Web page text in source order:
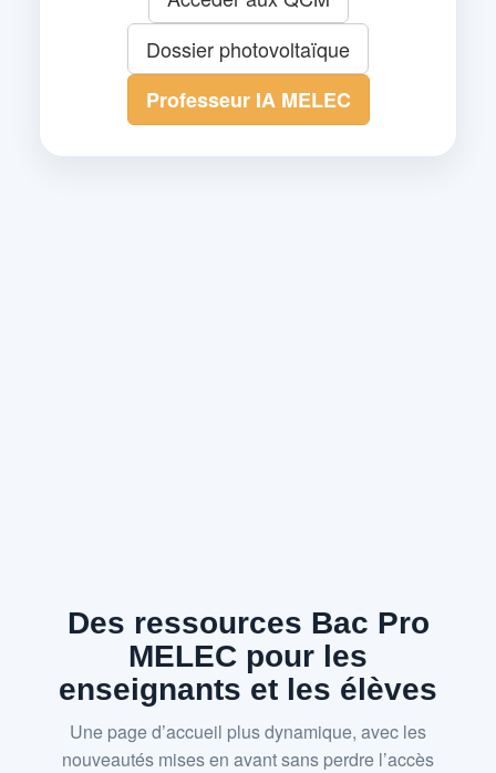
Dossier photovoltaïque
Professeur IA MELEC
Des ressources Bac Pro
MELEC pour les
enseignants et les élèves
Une page d’accueil plus dynamique, avec les
nouveautés mises en avant sans perdre l’accès